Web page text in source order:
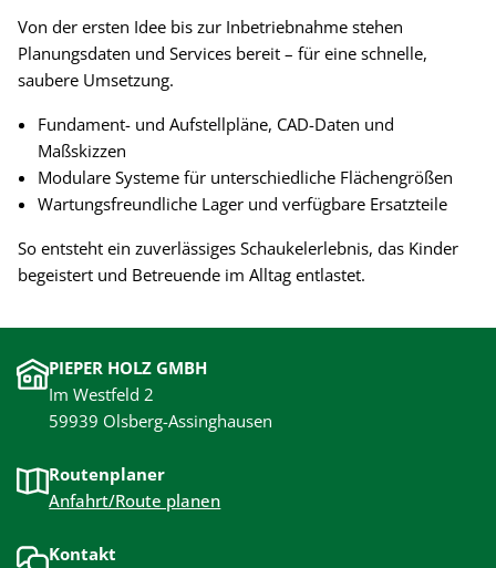
Von der ersten Idee bis zur Inbetriebnahme stehen
Planungsdaten und Services bereit – für eine schnelle,
saubere Umsetzung.
Fundament- und Aufstellpläne, CAD-Daten und
Maßskizzen
Modulare Systeme für unterschiedliche Flächengrößen
Wartungsfreundliche Lager und verfügbare Ersatzteile
So entsteht ein zuverlässiges Schaukelerlebnis, das Kinder
begeistert und Betreuende im Alltag entlastet.
PIEPER HOLZ GMBH
Im Westfeld 2
59939 Olsberg-Assinghausen
Routenplaner
Anfahrt/Route planen
Kontakt